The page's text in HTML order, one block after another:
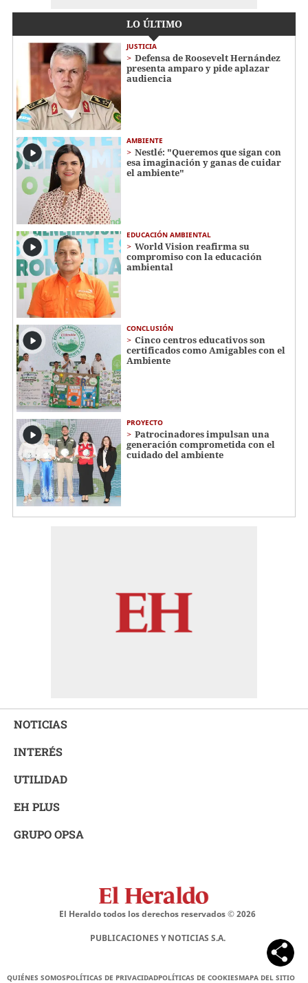
LO ÚLTIMO
JUSTICIA
Defensa de Roosevelt Hernández
presenta amparo y pide aplazar
audiencia
AMBIENTE
Nestlé: "Queremos que sigan con
esa imaginación y ganas de cuidar
el ambiente"
EDUCACIÓN AMBIENTAL
World Vision reafirma su
compromiso con la educación
ambiental
CONCLUSIÓN
Cinco centros educativos son
certificados como Amigables con el
Ambiente
PROYECTO
Patrocinadores impulsan una
generación comprometida con el
cuidado del ambiente
NOTICIAS
INTERÉS
UTILIDAD
EH PLUS
GRUPO OPSA
El Heraldo todos los derechos reservados ©2026
PUBLICACIONES Y NOTICIAS S.A.
QUIÉNES SOMOSPOLÍTICAS DE PRIVACIDADPOLÍTICAS DE COOKIESMAPA DEL SITIO